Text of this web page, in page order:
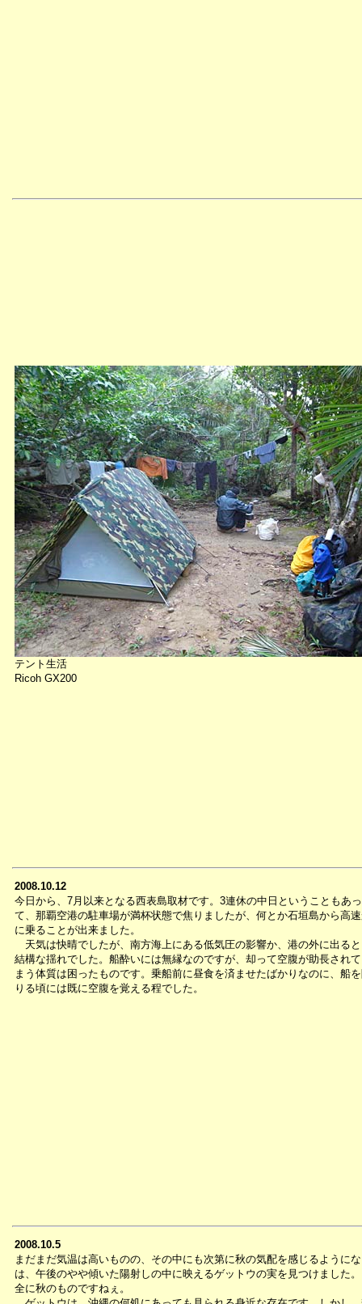
テント生活
Ricoh GX200
2008.10.12
今日から、7月以来となる西表島取材です。3連休の中日ということもあっ
て、那覇空港の駐車場が満杯状態で焦りましたが、何とか石垣島から高
に乗ることが出来ました。
天気は快晴でしたが、南方海上にある低気圧の影響か、港の外に出る
結構な揺れでした。船酔いには無縁なのですが、却って空腹が助長され
まう体質は困ったものです。乗船前に昼食を済ませたばかりなのに、船
りる頃には既に空腹を覚える程でした。
2008.10.5
まだまだ気温は高いものの、その中にも次第に秋の気配を感じるように
は、午後のやや傾いた陽射しの中に映えるゲットウの実を見つけました
全に秋のものですねぇ。